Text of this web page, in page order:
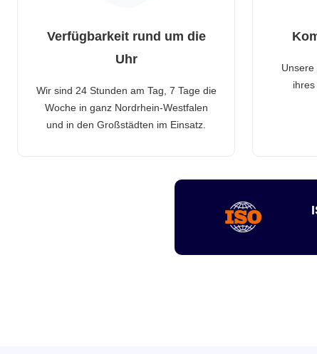
Verfügbarkeit rund um die
Uhr
Wir sind 24 Stunden am Tag, 7 Tage die
Woche in ganz Nordrhein-Westfalen
und in den Großstädten im Einsatz.
Unsere